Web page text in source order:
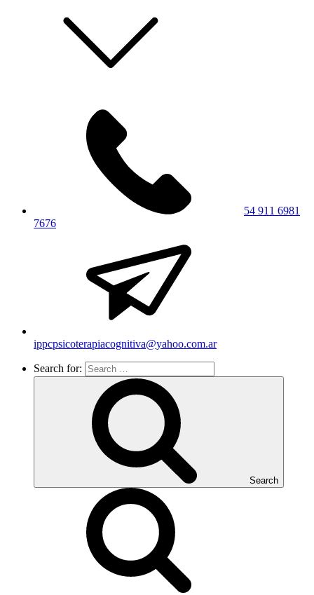
54 911 6981
7676
ippcpsicoterapiacognitiva@yahoo.com.ar
Search for:
Search